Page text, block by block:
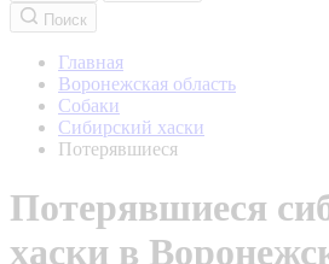
Поиск
Главная
Воронежская область
Собаки
Сибирский хаски
Потерявшиеся
Потерявшиеся
хаски в